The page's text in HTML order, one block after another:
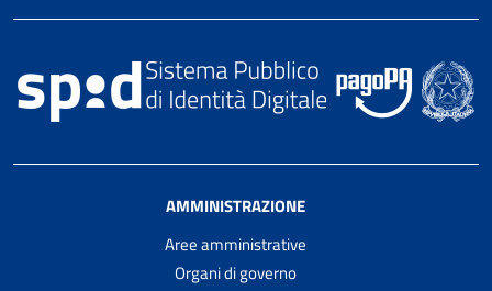
AMMINISTRAZIONE
Aree amministrative
Organi di governo